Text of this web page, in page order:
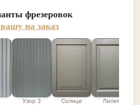
фрезеровок
на заказ
Узор 3 Солнце Лилия